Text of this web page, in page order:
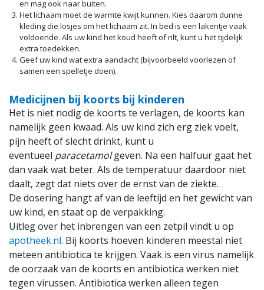
en mag ook naar buiten.
Het lichaam moet de warmte kwijt kunnen. Kies daarom dunne
kleding die losjes om het lichaam zit. In bed is een lakentje vaak
voldoende. Als uw kind het koud heeft of rilt, kunt u het tijdelijk
extra toedekken.
Geef uw kind wat extra aandacht (bijvoorbeeld voorlezen of
samen een spelletje doen).
Medicijnen bij koorts bij kinderen
Het is niet nodig de koorts te verlagen, de koorts kan
namelijk geen kwaad. Als uw kind zich erg ziek voelt,
pijn heeft of slecht drinkt, kunt u
eventueel paracetamolgeven. Na een halfuur gaat het
dan vaak wat beter. Als de temperatuur daardoor niet
daalt, zegt dat niets over de ernst van de ziekte.
De dosering hangt af van de leeftijd en het gewicht van
uw kind, en staat op de verpakking.
Uitleg over het inbrengen van een zetpil vindt u op
apotheek.nl. Bij koorts hoeven kinderen meestal niet
meteen antibiotica te krijgen. Vaak is een virus namelijk
de oorzaak van de koorts en antibiotica werken niet
tegen virussen. Antibiotica werken alleen tegen